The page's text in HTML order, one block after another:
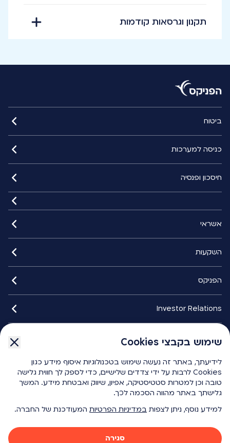
שימוש בקבצי Cookies
לידיעתך, באתר זה נעשה שימוש בטכנולוגיות איסוף מידע כגון
Cookies לרבות על ידי צדדים שלישיים, כדי לספק לך חווית גלישה
טובה וכן למטרות סטטיסטיקה, אפיון, שיווק ואבטחת מידע. המשך
גלישתך באתר מהווה הסכמה לכך.
למידע נוסף, ניתן לצפות במדיניות הפרטיות המעודכנת של החברה.
סגירה
תקנון וגרסאות קודמות
ביטוח
כניסה למערכות
חיסכון ופנסיה
אשראי
השקעות
הפניקס
Investor Relations
הפניקס smart
כלים ומחשבונים